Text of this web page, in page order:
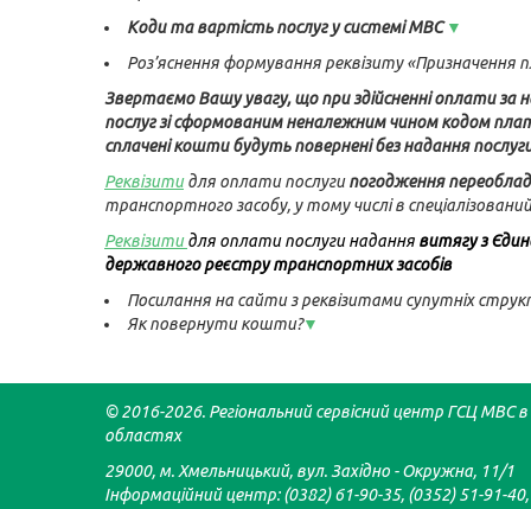
Коди та вартість послуг у системі МВС ▼
Роз’яснення формування реквізиту
Звертаємо Вашу увагу, що при здійсненні оплати за
послуг зі сформованим неналежним чином кодом
сплачені кошти будуть повернені без надання
Реквізитидля оплати послугипогодження
транспортного засобу, у тому числі в
Реквізитидля оплати послуги надання витягу з
державного реєстру транспортних засобів
Посилання на сайти з реквізитами супутніх
Як повернути кошти?▼
© 2016-2026. Регіональний сервісний центр ГСЦ МВС в
областях
29000, м. Хмельницький, вул. Західно - Окружна, 11/1
Інформаційний центр: (0382) 61-90-35, (0352) 51-91-